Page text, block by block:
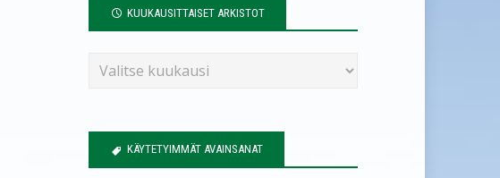
KUUKAUSITTAISET ARKISTOT
KÄYTETYIMMÄT AVAINSANAT